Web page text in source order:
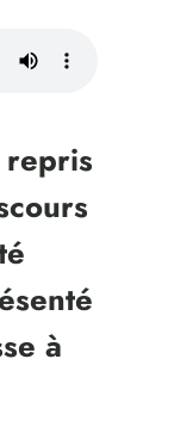
repris
à